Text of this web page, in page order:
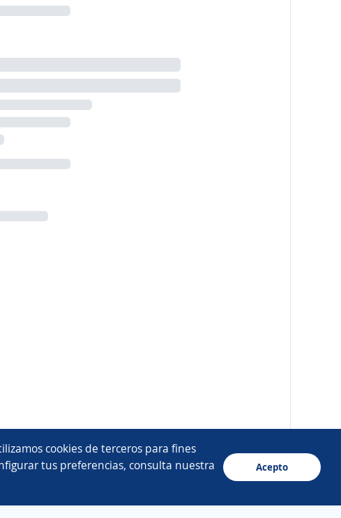
cookies de terceros para fines
tus preferencias, consulta nuestra
Acepto